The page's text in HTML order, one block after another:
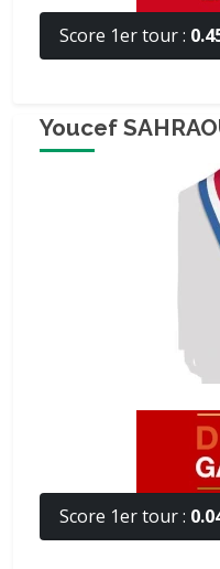
Score 1er tour :
Youcef
Score 1er tour :